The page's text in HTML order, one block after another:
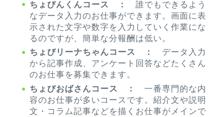
ちょびんくんコース ： 誰でもできるよう
なデータ入力のお仕事ができます。画面に表
示された文字や数字を入力していく作業にな
るのですが、簡単な分報酬は低い。
ちょびリーナちゃんコース ： データ入力
から記事作成、アンケート回答などたくさん
のお仕事を募集できます。
ちょびおばさんコース ： 一番専門的な内
容のお仕事が多いコースです。紹介文や説明
文・コラム記事などを描くお仕事がメインで